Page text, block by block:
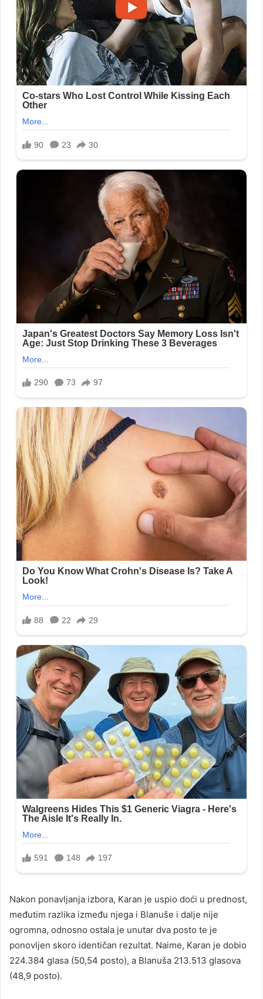
Nakon ponavljanja izbora, Karan je uspio doći u prednost,
međutim razlika između njega i Blanuše i dalje nije
ogromna, odnosno ostala je unutar dva posto te je
ponovljen skoro identičan rezultat. Naime, Karan je dobio
224.384 glasa (50,54 posto), a Blanuša 213.513 glasova
(48,9 posto).